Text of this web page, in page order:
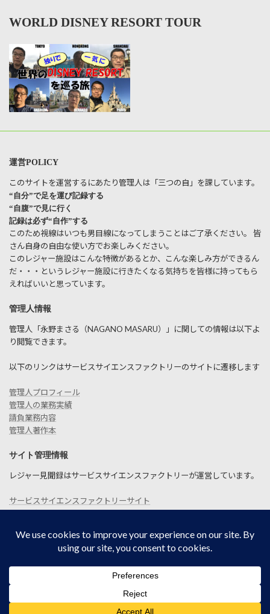
WORLD DISNEY RESORT TOUR
運営POLICY
このサイトを運営するにあたり管理人は「三つの自」を課しています。
“自分”で足を運び記録する
“自腹”で見に行く
記録は必ず“自作”する
このため視線はいつも男目線になってしまうことはご了承ください。 皆
さん自身の自由な使い方でお楽しみください。
このレジャー施設はこんな特徴があるとか、こんな楽しみ方ができるん
だ・・・というレジャー施設に行きたくなる気持ちを皆様に持ってもら
えればいいと思っています。
管理人情報
管理人「永野まさる（NAGANO MASARU）」に関しての情報は以下よ
り閲覧できます。
以下のリンクはサービスサイエンスファクトリーのサイトに遷移します
管理人プロフィール
管理人の業務実績
請負業務内容
管理人著作本
サイト管理情報
レジャー見聞録はサービスサイエンスファクトリーが運営しています。
サービスサイエンスファクトリーサイト
プライバシーポリシー